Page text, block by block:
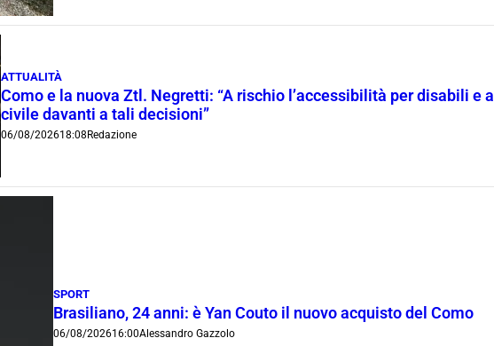
ATTUALITÀ
Como e la nuova Ztl. Negretti: “A rischio l’accessibilità per disabili e
civile davanti a tali decisioni”
06/08/202618:08Redazione
SPORT
Brasiliano, 24 anni: è Yan Couto il nuovo acquisto del Como
06/08/202616:00Alessandro Gazzolo